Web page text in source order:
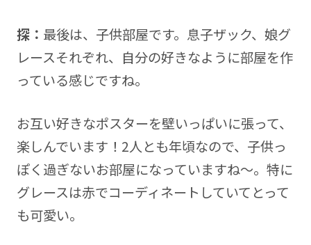
探： 最後は、子供部屋です。息子ザック、娘グ
レースそれぞれ、自分の好きなように部屋を作
っている感じですね。
お互い好きなポスターを壁いっぱいに張って、
楽しんでいます！2人とも年頃なので、子供っ
ぽく過ぎないお部屋になっていますね～。特に
グレースは赤でコーディネートしていてとって
も可愛い。